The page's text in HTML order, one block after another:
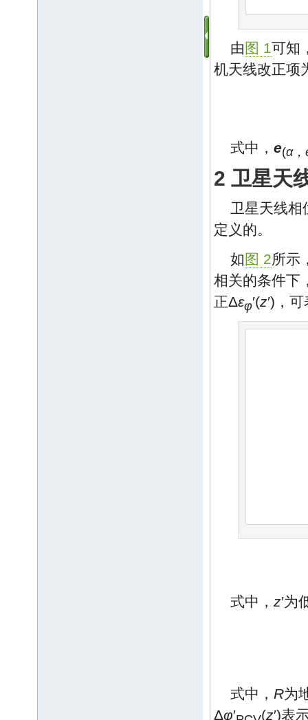
由 图 1可知
机天线改正项
式中， e(α，
2 卫星天
卫星天线相
定义的。
如 图 2所示
相关的条件下
正Δεφ′(z′)，
式中， z′为
式中， R为
Δφ′ (z′)表